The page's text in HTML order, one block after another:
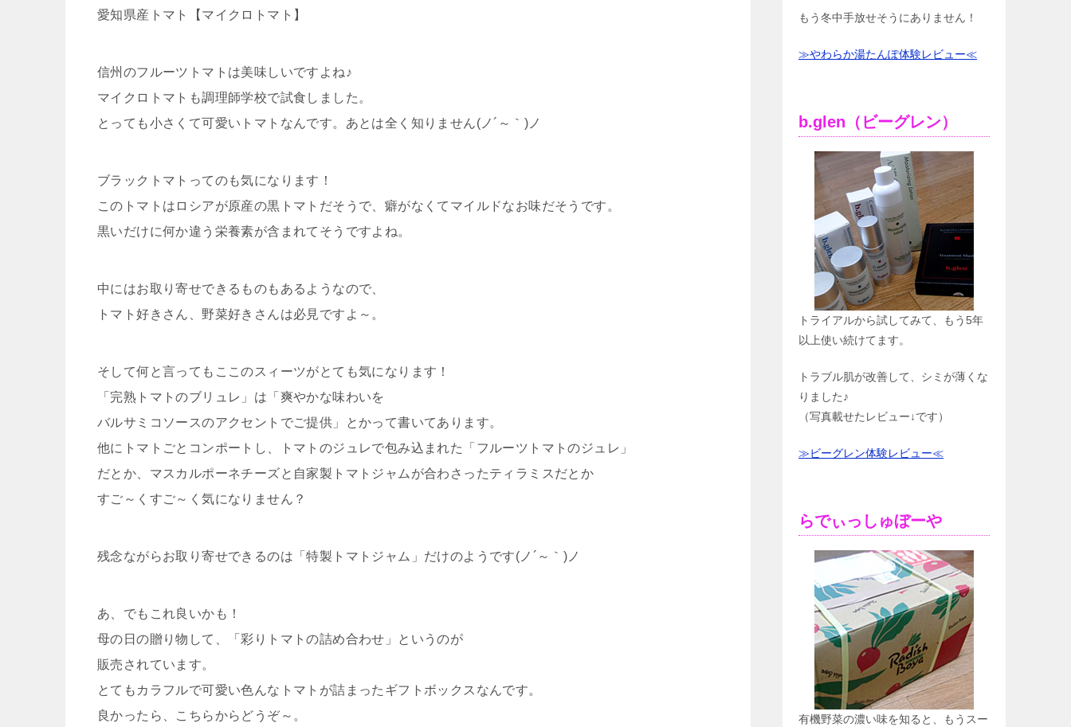
愛知県産トマト【マイクロトマト】
信州のフルーツトマトは美味しいですよね♪
マイクロトマトも調理師学校で試食しました。
とっても小さくて可愛いトマトなんです。あとは全く知りません(ノ´～｀)ノ
ブラックトマトってのも気になります！
このトマトはロシアが原産の黒トマトだそうで、癖がなくてマイルドなお味だそうです。
黒いだけに何か違う栄養素が含まれてそうですよね。
中にはお取り寄せできるものもあるようなので、
トマト好きさん、野菜好きさんは必見ですよ～。
そして何と言ってもここのスィーツがとても気になります！
「完熟トマトのブリュレ」は「爽やかな味わいを
バルサミコソースのアクセントでご提供」とかって書いてあります。
他にトマトごとコンポートし、トマトのジュレで包み込まれた「フルーツトマトのジュレ」
だとか、マスカルポーネチーズと自家製トマトジャムが合わさったティラミスだとか
すご～くすご～く気になりません？
残念ながらお取り寄せできるのは「特製トマトジャム」だけのようです(ノ´～｀)ノ
あ、でもこれ良いかも！
母の日の贈り物して、「彩りトマトの詰め合わせ」というのが
販売されています。
とてもカラフルで可愛い色んなトマトが詰まったギフトボックスなんです。
良かったら、こちらからどうぞ～。
もう冬中手放せそうにありません！
≫やわらか湯たんぽ体験レビュー≪
b.glen（ビーグレン）
トライアルから試してみて、もう5年
以上使い続けてます。
トラブル肌が改善して、シミが薄くな
りました♪
（写真載せたレビュー↓です）
≫ビーグレン体験レビュー≪
らでぃっしゅぼーや
有機野菜の濃い味を知ると、もうスー